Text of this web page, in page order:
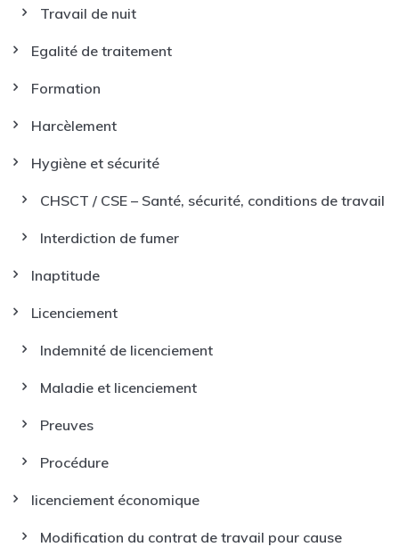
Travail de nuit
Egalité de traitement
Formation
Harcèlement
Hygiène et sécurité
CHSCT / CSE – Santé, sécurité, conditions de travail
Interdiction de fumer
Inaptitude
Licenciement
Indemnité de licenciement
Maladie et licenciement
Preuves
Procédure
licenciement économique
Modification du contrat de travail pour cause